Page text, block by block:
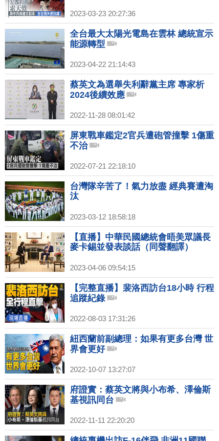
2023-03-23 20:27:36
全台最大太陽光電島在雲林 總統宣示
能源轉型
2023-04-22 21:14:43
蔡英文為選舉失利辭黨主席 專家析
2024後續效應
2022-11-28 08:01:42
屏東戰車鑑定2官兵遭砲管撞擊 1傷重
不治
2022-07-21 22:18:10
台灣隊辛苦了！氣力放盡 經典賽遭淘
汰
2023-03-12 18:58:18
【直播】中華民國總統會晤美眾議長
麥卡錫並發表談話（同聲翻譯）
2023-04-06 09:54:15
【完整直播】裴洛西訪台18小時 行程
追蹤紀錄
2022-08-03 17:31:26
紐西蘭前副總理：如果有更多台灣 世
界會更好
2022-10-07 13:27:07
府證實：蔡英文將與小布希、澤倫斯
基視訊同台
2022-11-11 22:20:20